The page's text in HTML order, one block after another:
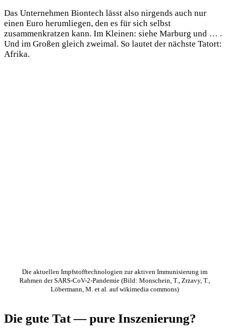
Das Unternehmen Biontech lässt also nirgends auch nur
einen Euro herumliegen, den es für sich selbst
zusammenkratzen kann. Im Kleinen: siehe Marburg und … .
Und im Großen gleich zweimal. So lautet der nächste Tatort:
Afrika.
Die aktuellen Impfstofftechnologien zur aktiven Immunisierung im
Rahmen der SARS-CoV-2-Pandemie (Bild: Monschein, T., Zrzavy, T.,
Löbermann, M. et al. auf wikimedia commons)
Die gute Tat — pure Inszenierung?